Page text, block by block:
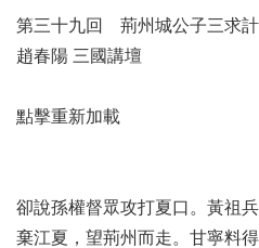
第三十九回 荊州城公子三求
趙春陽 三國講壇
點擊重新加載
卻說孫權督眾攻打夏口。黃祖
棄江夏，望荊州而走。甘寧料